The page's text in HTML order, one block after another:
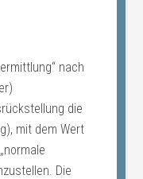
nach
die
mit dem Wert
Die